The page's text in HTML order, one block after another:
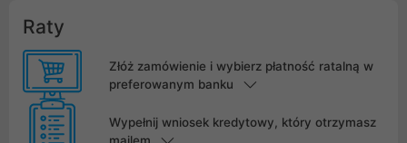
Raty
Złóż zamówienie i wybierz płatność ratalną w
preferowanym banku
Wypełnij wniosek kredytowy, który otrzymasz